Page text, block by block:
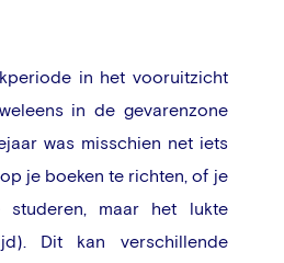
in het vooruitzicht
in de gevarenzone
was misschien net iets
je boeken te richten, of je
maar het lukte
Dit kan verschillende